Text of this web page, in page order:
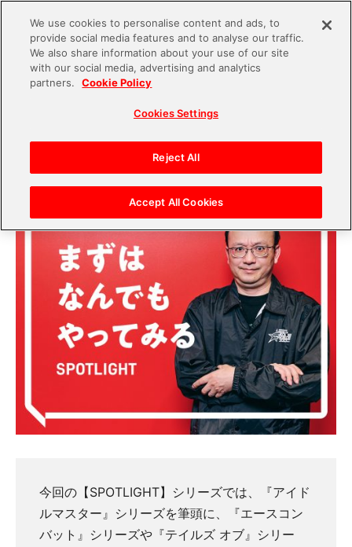
2024.12.23
は、愛と知恵と運のおかげ？エンタメ企業で30年
のキャリアを築くマルチプレーヤーの視点
今回の【SPOTLIGHT】シリーズでは、『アイド
ルマスター』シリーズを筆頭に、『エースコン
バット』シリーズや『テイルズ オブ』シリー
We use cookies to personalise content and ads, to
provide social media features and to analyse our traffic.
We also share information about your use of our site
with our social media, advertising and analytics
partners.
Cookie Policy
Cookies Settings
Reject All
Accept All Cookies